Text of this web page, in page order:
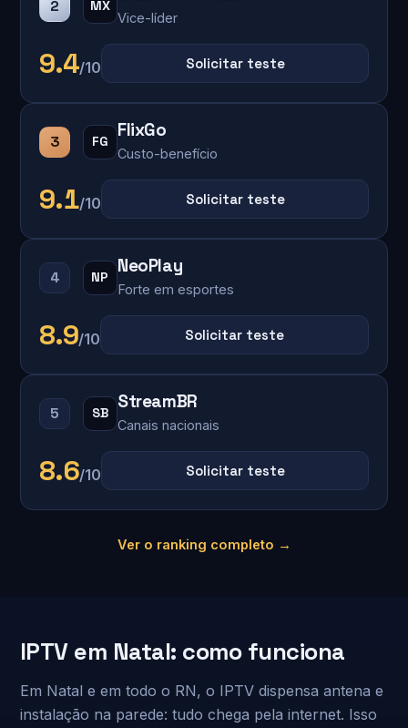
2 MX
Vice-líder
9.4/10 Solicitar teste
3 FG
FlixGo
Custo-benefício
9.1/10 Solicitar teste
4 NP
NeoPlay
Forte em esportes
8.9/10 Solicitar teste
5 SB
StreamBR
Canais nacionais
8.6/10 Solicitar teste
Ver o ranking completo →
IPTV em Natal: como funciona
Em Natal e em todo o RN, o IPTV dispensa antena e
instalação na parede: tudo chega pela internet. Isso